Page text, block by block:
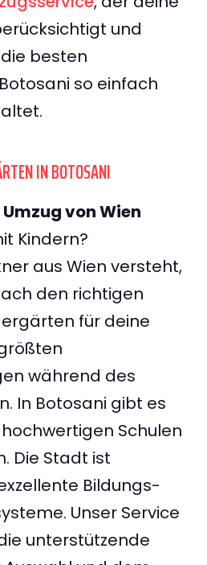
und
besten
so einfach
IN BOTOSANI
Umzug von Wien
Kindern?
aus Wien versteht,
den richtigen
für deine
während des
In Botosani gibt es
Schulen
Die Stadt ist
Bildungs-
Unser Service
unterstützende